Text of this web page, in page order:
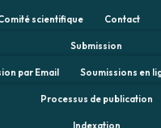
scientifique Contact
Submission
par Email Soumissions en
Processus de publication
Indexation